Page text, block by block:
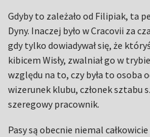
Gdyby to zależało od Filipiak, ta
Dyny. Inaczej było w Cracovii za
gdy tylko dowiadywał się, że
kibicem Wisły, zwalniał go w
względu na to, czy była to osoba
wizerunek klubu, członek sztabu
szeregowy pracownik.
Pasy są obecnie niemal